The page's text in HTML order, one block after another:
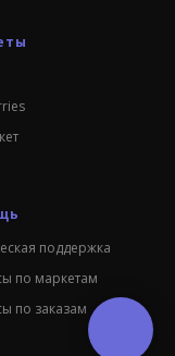
поддержка
по маркетам
по заказам